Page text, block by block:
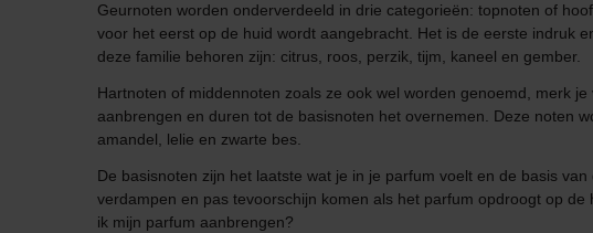
Geurnoten worden onderverdeeld in drie categorieën: topnoten of
voor het eerst op de huid wordt aangebracht. Het is de eerste indruk
deze familie behoren zijn: citrus, roos, perzik, tijm, kaneel en gember.
Hartnoten of middennoten zoals ze ook wel worden genoemd, merk
aanbrengen en duren tot de basisnoten het overnemen. Deze noten
amandel, lelie en zwarte bes.
De basisnoten zijn het laatste wat je in je parfum voelt en de basis
verdampen en pas tevoorschijn komen als het parfum opdroogt op
ik mijn parfum aanbrengen?